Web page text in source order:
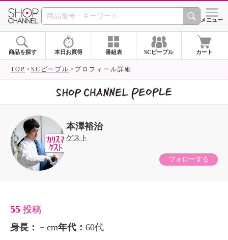
SHOP CHANNEL シメニュー
商品を探す 本日お買得 番組表 SCピープル カート
TOP SCピープル プロフィール詳細
本澤裕治
ゲスト
フォローする
55 投稿
身長： －cm年代： 60代